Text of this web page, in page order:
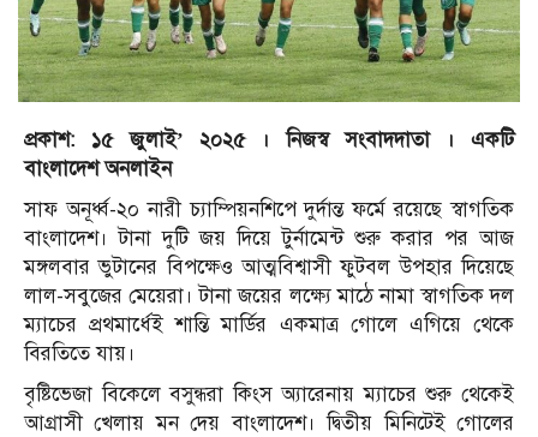
প্রকাশ: ১৫ জুলাই’ ২০২৫ । নিজস্ব সংবাদদাতা । একটি
বাংলাদেশ অনলাইন
সাফ অনূর্ধ্ব-২০ নারী চ্যাম্পিয়নশিপে দুর্দান্ত ফর্মে রয়েছে স্বাগতিক
বাংলাদেশ। টানা দুটি জয় দিয়ে টুর্নামেন্ট শুরু করার পর আজ
মঙ্গলবার ভুটানের বিপক্ষেও আত্মবিশ্বাসী ফুটবল উপহার দিয়েছে
লাল-সবুজের মেয়েরা। টানা জয়ের লক্ষ্যে মাঠে নামা স্বাগতিক দল
ম্যাচের প্রথমার্ধেই শান্তি মার্ডির একমাত্র গোলে এগিয়ে থেকে
বিরতিতে যায়।
বৃষ্টিভেজা বিকেলে বসুন্ধরা কিংস অ্যারেনায় ম্যাচের শুরু থেকেই
আগ্রাসী খেলায় মন দেয় বাংলাদেশ। দ্বিতীয় মিনিটেই গোলের